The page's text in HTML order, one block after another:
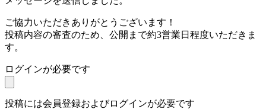
ご協力いただきありがとうございます！
投稿内容の審査のため、公開まで約3営業日程度いただきま
す。
ログインが必要です
投稿には会員登録およびログインが必要です